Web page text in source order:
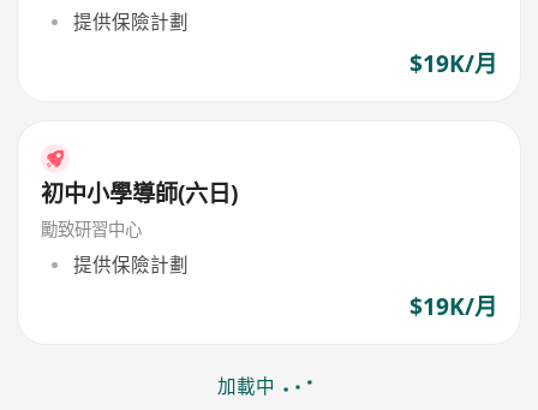
提供保險計劃
$19K/月
初中小學導師(六日)
勵致研習中心
提供保險計劃
$19K/月
加載中